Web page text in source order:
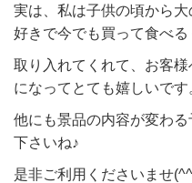
実は、私は子供の頃から
好きで今でも買って食べ
取り入れてくれて、お客
になってとても嬉しいです
他にも景品の内容が変わ
下さいね♪
是非ご利用くださいませ